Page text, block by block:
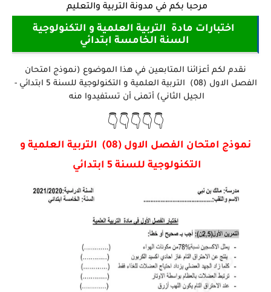
مرحبا بكم في مدونة التربية والتعليم
اختبارات مادة التربية العلمية و التكنولوجية
السنة الخامسة ابتدائي
نقدم لكم أعزائنا المتابعين في هذا الموضوع (نموذج امتحان
الفصل الاول (08) التربية العلمية و التكنولوجية للسنة 5 ابتدائي -
الجيل الثاني) أتمنى أن تستفيدوا منه
👇👇👇👇👇
نموذج امتحان الفصل الاول (08) التربية العلمية و
التكنولوجية للسنة 5 ابتدائي